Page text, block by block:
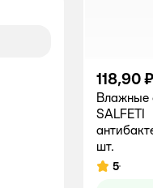
118,90 ₽
Влажные
SALFETI
шт.
Рейтинг:
5